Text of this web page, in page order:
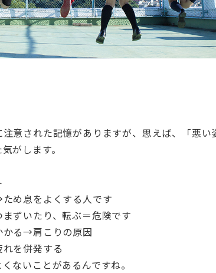
意された記憶がありますが、思えば、「悪い
がします。
め息をよくする人です
ずいたり、転ぶ＝危険です
る→肩こりの原因
を併発する
ないことがあるんですね。